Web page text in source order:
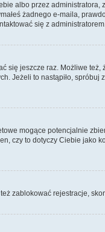
albo przez
żadnego e-maila,
się z
jeszcze raz. Możliwe też,
Jeżeli to nastąpiło,
mogące potencjalnie
czy to dotyczy Ciebie jako
zablokować rejestracje,